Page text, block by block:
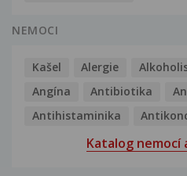
NEMOCI
Kašel Alergie
Angína
Antibiotika
Antihistaminika
Katalog nemocí